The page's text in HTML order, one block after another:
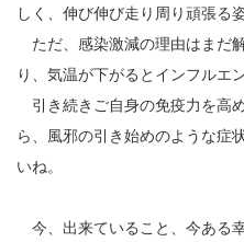
しく、伸び伸び走り周り頑張る
ただ、感染激減の理由はまだ
り、気温が下がるとインフルエ
引き続きご自身の免疫力を高
ら、風邪の引き始めのような症
いね。
今、出来ていること、今ある
11
12
13